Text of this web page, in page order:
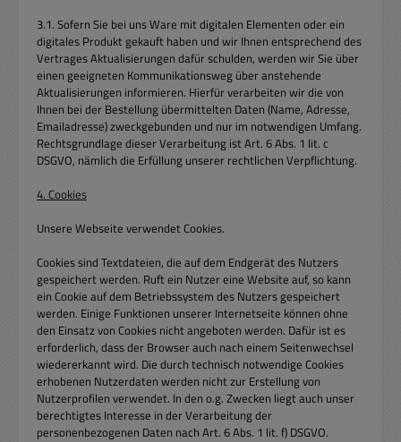
3.1. Sofern Sie bei uns Ware mit digitalen Elementen oder ein
digitales Produkt gekauft haben und wir Ihnen entsprechend des
Vertrages Aktualisierungen dafür schulden, werden wir Sie über
einen geeigneten Kommunikationsweg über anstehende
Aktualisierungen informieren. Hierfür verarbeiten wir die von
Ihnen bei der Bestellung übermittelten Daten (Name, Adresse,
Emailadresse) zweckgebunden und nur im notwendigen Umfang.
Rechtsgrundlage dieser Verarbeitung ist Art. 6 Abs. 1 lit. c
DSGVO, nämlich die Erfüllung unserer rechtlichen Verpflichtung.
4. Cookies
Unsere Webseite verwendet Cookies.
Cookies sind Textdateien, die auf dem Endgerät des Nutzers
gespeichert werden. Ruft ein Nutzer eine Website auf, so kann
ein Cookie auf dem Betriebssystem des Nutzers gespeichert
werden. Einige Funktionen unserer Internetseite können ohne
den Einsatz von Cookies nicht angeboten werden. Dafür ist es
erforderlich, dass der Browser auch nach einem Seitenwechsel
wiedererkannt wird. Die durch technisch notwendige Cookies
erhobenen Nutzerdaten werden nicht zur Erstellung von
Nutzerprofilen verwendet. In den o.g. Zwecken liegt auch unser
berechtigtes Interesse in der Verarbeitung der
personenbezogenen Daten nach Art. 6 Abs. 1 lit. f) DSGVO.